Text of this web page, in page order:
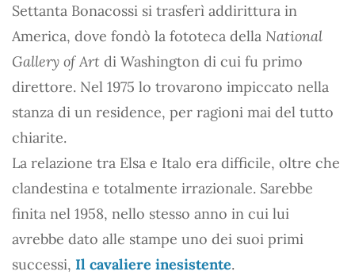
Settanta Bonacossi si trasferì addirittura in
America, dove fondò la fototeca della National
Gallery of Art di Washington di cui fu primo
direttore. Nel 1975 lo trovarono impiccato nella
stanza di un residence, per ragioni mai del tutto
chiarite.
La relazione tra Elsa e Italo era difficile, oltre che
clandestina e totalmente irrazionale. Sarebbe
finita nel 1958, nello stesso anno in cui lui
avrebbe dato alle stampe uno dei suoi primi
successi, Il cavaliere inesistente.